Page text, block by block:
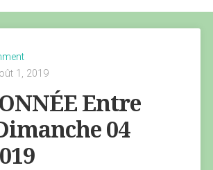
1, 2019
Entre
04